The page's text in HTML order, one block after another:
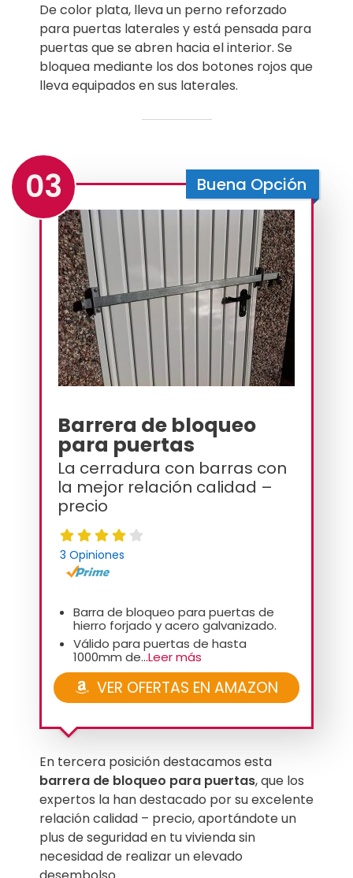
De color plata, lleva un perno reforzado
para puertas laterales y está pensada para
puertas que se abren hacia el interior. Se
bloquea mediante los dos botones rojos que
lleva equipados en sus laterales.
03 Buena Opción
Barrera de bloqueo
para puertas
La cerradura con barras con
la mejor relación calidad –
precio
3 Opiniones
Barra de bloqueo para puertas de
hierro forjado y acero galvanizado.
Válido para puertas de hasta
1000mm de...Leer más
VER OFERTAS EN AMAZON
En tercera posición destacamos esta
barrera de bloqueo para puertas, que los
expertos la han destacado por su excelente
relación calidad – precio, aportándote un
plus de seguridad en tu vivienda sin
necesidad de realizar un elevado